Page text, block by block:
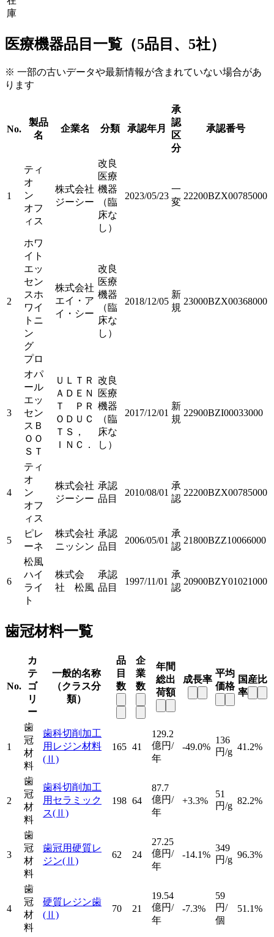
庫
医療機器品目一覧（5品目、5社）
※ 一部の古いデータや最新情報が含まれていない場合があ
ります
No.
製品
名
企業名 分類 承認年月
承
認
区
分
承認番号
1
ティ
オ
ン
オフ
ィス
株式会社
ジーシー
改良
医療
機器
（臨
床な
し）
2023/05/23
一
変
22200BZX00785000
2
ホワ
イト
エッ
セン
スホ
ワイ
トニ
ン
グ
プロ
株式会社
エイ・ア
イ・シー
改良
医療
機器
（臨
床な
し）
2018/12/05
新
規
23000BZX00368000
3
オパ
ール
エッ
セン
スＢ
ＯＯ
ＳＴ
ＵＬＴＲ
ＡＤＥＮ
Ｔ ＰＲ
ＯＤＵＣ
ＴＳ，
ＩＮＣ．
改良
医療
機器
（臨
床な
し）
2017/12/01
新
規
22900BZI00033000
4
ティ
オ
ン
オフ
ィス
株式会社
ジーシー
承認
品目
2010/08/01
承
認
22200BZX00785000
5
ピレ
ーネ
株式会社
ニッシン
承認
品目
2006/05/01
承
認
21800BZZ10066000
6
松風
ハイ
ライ
ト
株式会
社 松風
承認
品目
1997/11/01
承
認
20900BZY01021000
歯冠材料一覧
No.
カ
テ
ゴ
リ
ー
一般的名称
（クラス分
類）
品
目
数
企
業
数
年間
総出
荷額
成長率
平均
価格
国産比
率
1
歯
冠
材
料
歯科切削加工
用レジン材料
(Ⅱ)
165 41
129.2
億円/
年
-49.0%
136
円/g 41.2%
2
歯
冠
材
料
歯科切削加工
用セラミック
ス(Ⅱ)
198 64
87.7
億円/
年
+3.3%
51
円/g 82.2%
3
歯
冠
材
料
歯冠用硬質レ
ジン(Ⅱ)
62 24
27.25
億円/
年
-14.1%
349
円/g 96.3%
4
歯
冠
材
料
硬質レジン歯
(Ⅱ)
70 21
19.54
億円/
年
-7.3%
59
円/
個
51.1%